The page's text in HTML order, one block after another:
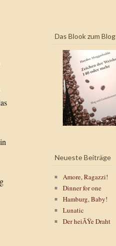
Das Blook zum Blog
Neueste Beiträge
Amore, Ragazzi!
Dinner for one
Hamburg, Baby!
Lunatic
Der heiÃŸe Draht